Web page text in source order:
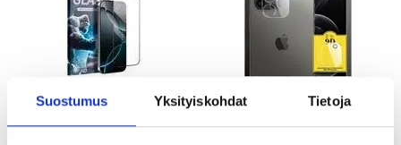
Suostumus Yksityiskohdat Tietoja